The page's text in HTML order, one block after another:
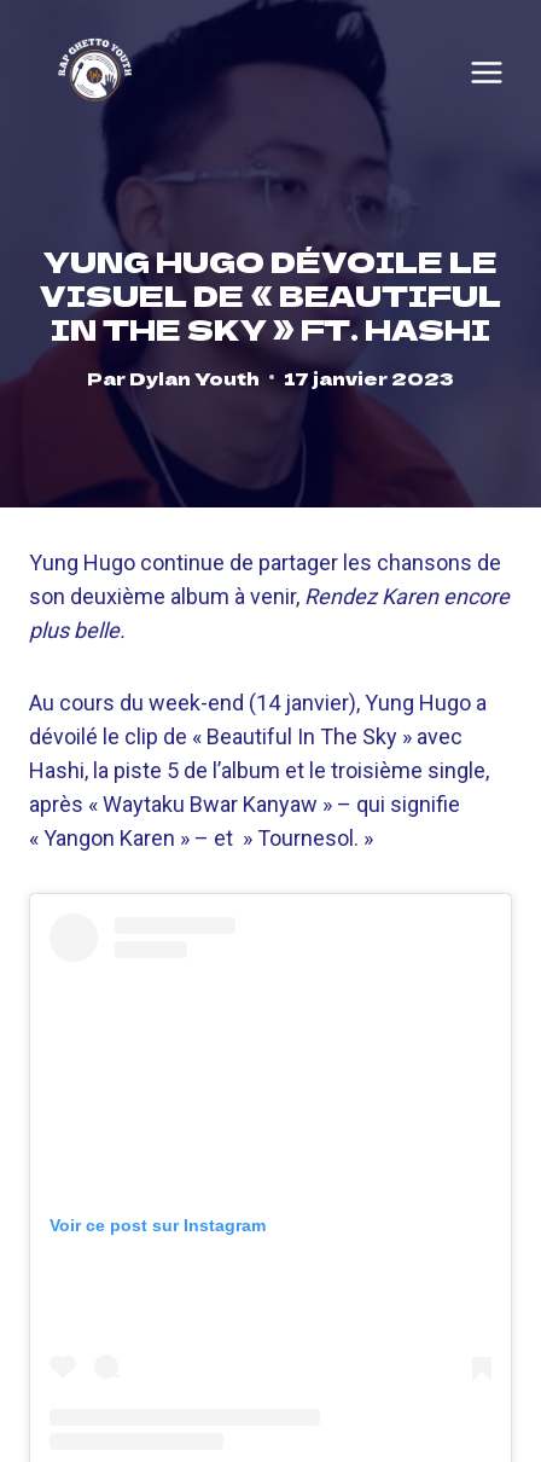
content
YUNG HUGO DÉVOILE LE
VISUEL DE « BEAUTIFUL
IN THE SKY » FT. HASHI
ParDylan Youth 17 janvier 2023
Yung Hugo continue de partager les chansons de
son deuxième album à venir, Rendez Karen encore
plus belle.
Au cours du week-end (14 janvier), Yung Hugo a
dévoilé le clip de « Beautiful In The Sky » avec
Hashi, la piste 5 de l’album et le troisième single,
après « Waytaku Bwar Kanyaw » – qui signifie
« Yangon Karen » – et » Tournesol. »
Voir ce post sur Instagram